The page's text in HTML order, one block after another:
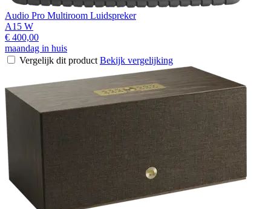
Audio Pro Multiroom Luidspreker
A15 W
€ 400,00
maandag in huis
Vergelijk dit product Bekijk vergelijking